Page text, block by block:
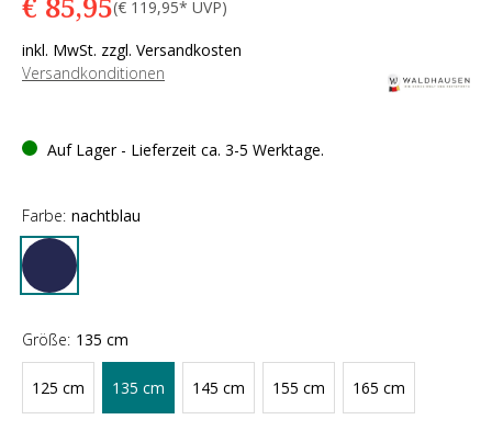
(€ 119,95* UVP)
inkl. MwSt. zzgl. Versandkosten
Versandkonditionen
Auf Lager - Lieferzeit ca. 3-5 Werktage.
Farbe: nachtblau
Größe: 135 cm
125 cm 135 cm 145 cm 155 cm 165 cm